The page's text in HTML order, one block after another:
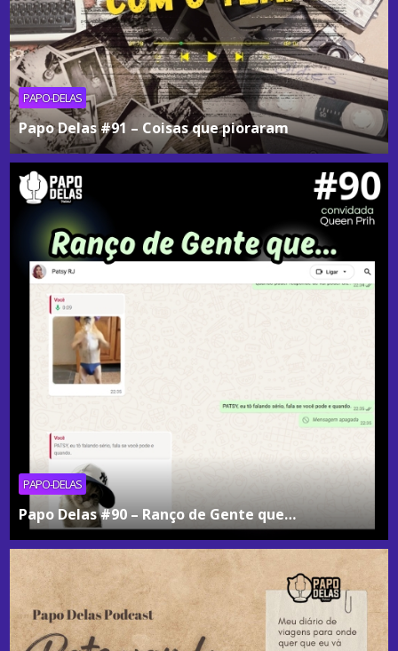
PAPO-DELAS
Papo Delas #91 – Coisas que pioraram
PAPO-DELAS
Papo Delas #90 – Ranço de Gente que…